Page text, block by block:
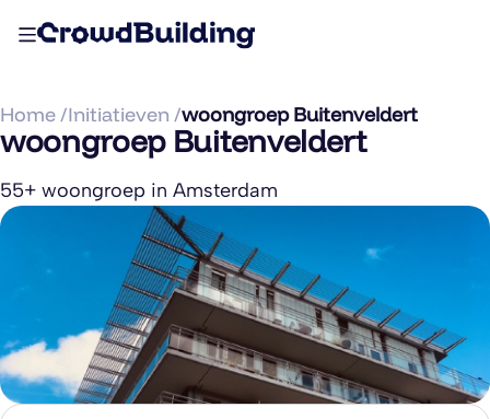
Home /Initiatieven /woongroep Buitenveldert
woongroep Buitenveldert
55+ woongroep in Amsterdam